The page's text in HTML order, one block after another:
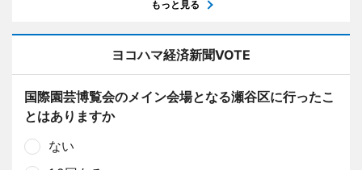
もっと見る
ヨコハマ経済新聞VOTE
国際園芸博覧会のメイン会場となる瀬谷区に行ったこ
とはありますか
ない